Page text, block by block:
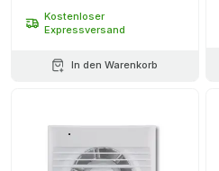
Kostenloser
Expressversand
In den Warenkorb